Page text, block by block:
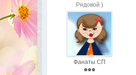
Рядовой )
Фанаты СП